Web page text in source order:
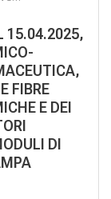
15.04.2025,
FIBRE
E DEI
DI